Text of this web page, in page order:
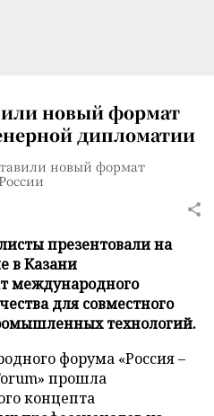
новый формат
дипломатии
новый формат
презентовали на
в Казани
международного
для совместного
технологий.
форума «Россия –
прошла
концепта